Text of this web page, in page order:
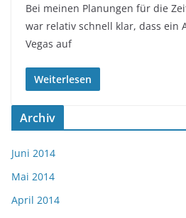
Bei meinen Planungen für die
war relativ schnell klar, dass ein
Vegas auf
Weiterlesen
Archiv
Juni 2014
Mai 2014
April 2014